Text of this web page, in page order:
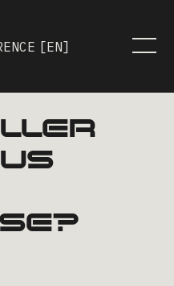
[EN]